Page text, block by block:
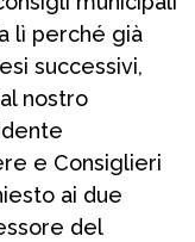
lì perché già
successivi,
nostro
e Consiglieri
ai due
del